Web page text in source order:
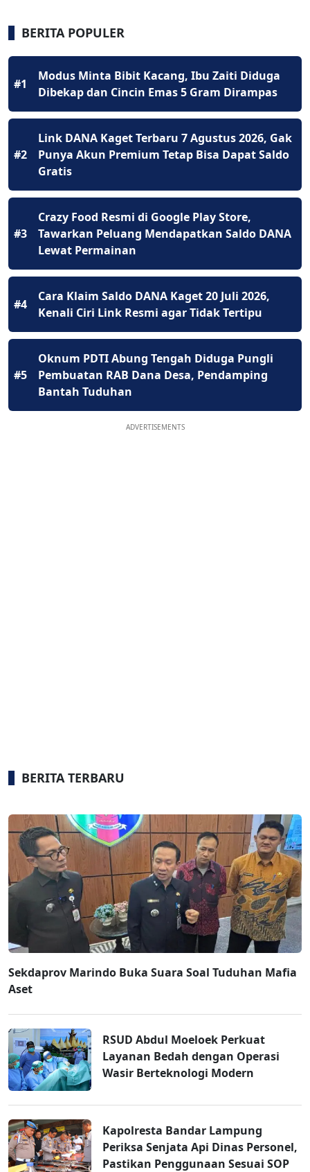
BERITA POPULER
#1
Modus Minta Bibit Kacang, Ibu Zaiti Diduga
Dibekap dan Cincin Emas 5 Gram Dirampas
#2
Link DANA Kaget Terbaru 7 Agustus 2026, Gak
Punya Akun Premium Tetap Bisa Dapat Saldo
Gratis
#3
Crazy Food Resmi di Google Play Store,
Tawarkan Peluang Mendapatkan Saldo DANA
Lewat Permainan
#4
Cara Klaim Saldo DANA Kaget 20 Juli 2026,
Kenali Ciri Link Resmi agar Tidak Tertipu
#5
Oknum PDTI Abung Tengah Diduga Pungli
Pembuatan RAB Dana Desa, Pendamping
Bantah Tuduhan
ADVERTISEMENTS
BERITA TERBARU
Sekdaprov Marindo Buka Suara Soal Tuduhan Mafia
Aset
RSUD Abdul Moeloek Perkuat
Layanan Bedah dengan Operasi
Wasir Berteknologi Modern
Kapolresta Bandar Lampung
Periksa Senjata Api Dinas Personel,
Pastikan Penggunaan Sesuai SOP